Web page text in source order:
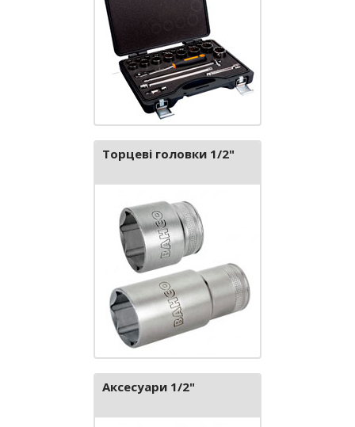
Торцеві головки 1/2"
Аксесуари 1/2"